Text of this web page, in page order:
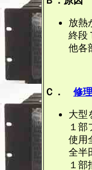
放熱
終段
他各
Ｃ． 修
大型
１部
使用
全半
１部